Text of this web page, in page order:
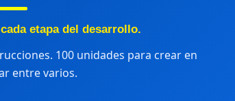
etapa del desarrollo.
100 unidades para crear en
entre varios.